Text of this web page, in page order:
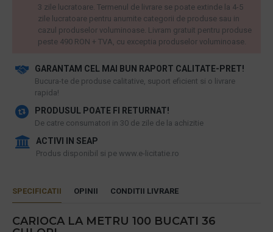
GARANTAM CEL MAI BUN RAPORT CALITATE-PRET!
​Bucura-te de produse calitative, suport eficient si o livrare
rapida!
PRODUSUL POATE FI RETURNAT!
De catre consumatori in 30 de zile de la achizitie
ACTIVI IN SEAP
Produs disponibil si pe www.e-licitatie.ro
3 zile lucratoare. Termenul de livrare se poate extinde la 4-5
zile lucratoare pentru anumite categorii de produse sau in
cazul produselor voluminoase. Livram gratuit pentru produse
peste 490 RON + TVA, cu exceptia produselor voluminoase.
SPECIFICATII OPINII CONDITII LIVRARE
CARIOCA LA METRU 100 BUCATI 36